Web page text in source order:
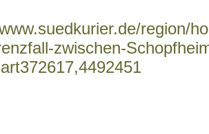
region/
zwischen-